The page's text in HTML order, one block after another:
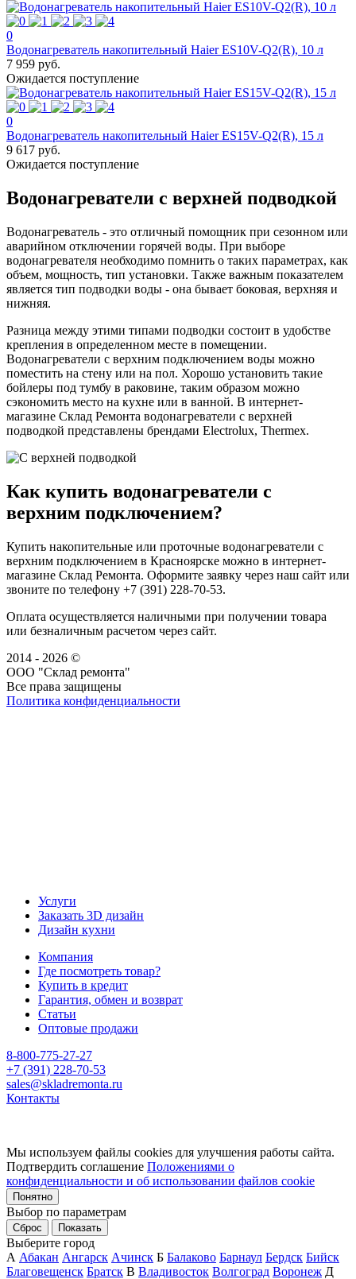
0
Водонагреватель накопительный Haier ES10V-Q2(R), 10 л
7 959 руб.
Ожидается поступление
0
Водонагреватель накопительный Haier ES15V-Q2(R), 15 л
9 617 руб.
Ожидается поступление
Водонагреватели с верхней подводкой
Водонагреватель - это отличный помощник при сезонном или
аварийном отключении горячей воды. При выборе
водонагревателя необходимо помнить о таких параметрах, как
объем, мощность, тип установки. Также важным показателем
является тип подводки воды - она бывает боковая, верхняя и
нижняя.
Разница между этими типами подводки состоит в удобстве
крепления в определенном месте в помещении.
Водонагреватели с верхним подключением воды можно
поместить на стену или на пол. Хорошо установить такие
бойлеры под тумбу в раковине, таким образом можно
сэкономить место на кухне или в ванной. В интернет-
магазине Склад Ремонта водонагреватели с верхней
подводкой представлены брендами Electrolux, Thermex.
Как купить водонагреватели с
верхним подключением?
Купить накопительные или проточные водонагреватели с
верхним подключением в Красноярске можно в интернет-
магазине Склад Ремонта. Оформите заявку через наш сайт или
звоните по телефону +7 (391) 228-70-53.
Оплата осуществляется наличными при получении товара
или безналичным расчетом через сайт.
2014 - 2026 ©
ООО "Склад ремонта"
Все права защищены
Политика конфиденциальности
Услуги
Заказать 3D дизайн
Дизайн кухни
Компания
Где посмотреть товар?
Купить в кредит
Гарантия, обмен и возврат
Статьи
Оптовые продажи
8-800-775-27-27
+7 (391) 228-70-53
sales@skladremonta.ru
Контакты
Мы используем файлы cookies для улучшения работы сайта.
Подтвердить соглашение Положениями о
конфиденциальности и об использовании файлов cookie
Понятно
Выбор по параметрам
Сброс Показать
Выберите город
А Абакан Ангарск Ачинск Б Балаково Барнаул Бердск Бийск
Благовещенск Братск В Владивосток Волгоград Воронеж Д